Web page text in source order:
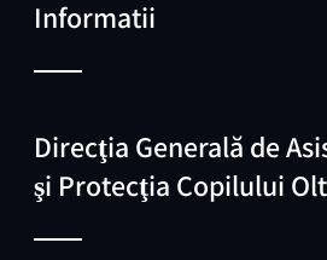
Informatii
Direcţia Generală de
şi Protecţia Copilului Olt